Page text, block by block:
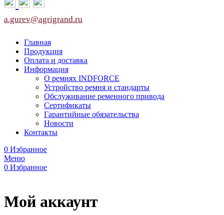
a.gurev@agrigrand.ru
Главная
Продукция
Оплата и доставка
Информация
О ремнях INDFORCE
Устройство ремня и стандарты
Обслуживание ременного привода
Сертификаты
Гарантийные обязательства
Новости
Контакты
0 Избранное
Меню
0 Избранное
Мой аккаунт